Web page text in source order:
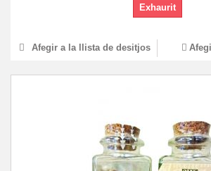
Exhaurit
Afegir a la llista de desitjos